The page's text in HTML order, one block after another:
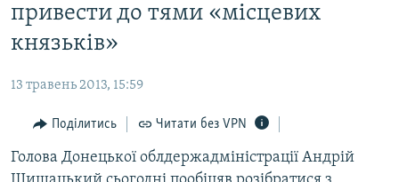
матеріалу
Перейти
до
основної
навігації
Перейти
пошуку
ВІДЕО ТА ФОТО
БЛОГИ
ПОГЛЯД
ІНТЕРВ'Ю
привести до тями «місцевих
князьків»
13 травень 2013, 15:59
Поділитись Читати без VPN
Голова Донецької облдержадміністрації Андрій